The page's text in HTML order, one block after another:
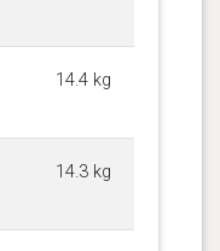
14.4 kg
14.3 kg